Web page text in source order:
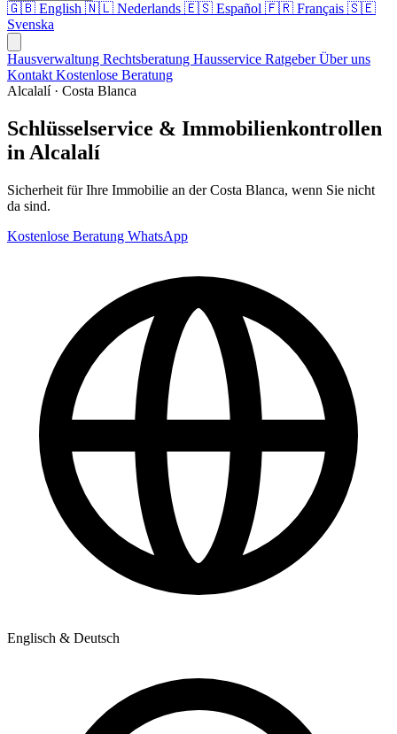
🇬🇧 English 🇳🇱 Nederlands 🇪🇸 Español 🇫🇷 Français 🇸🇪
Svenska
Hausverwaltung Rechtsberatung Hausservice RatgeberÜber uns
Kontakt Kostenlose Beratung
Alcalalí · Costa Blanca
Schlüsselservice & Immobilienkontrollen
in Alcalalí
Sicherheit für Ihre Immobilie an der Costa Blanca, wenn Sie nicht
da sind.
Kostenlose Beratung WhatsApp
Englisch & Deutsch